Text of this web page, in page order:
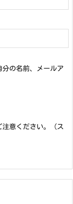
の名前、メールア
意ください。（ス